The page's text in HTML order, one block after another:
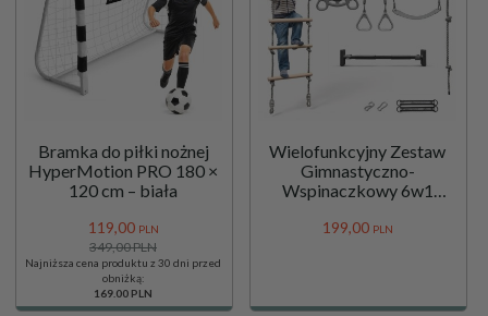
Bramka do piłki nożnej
HyperMotion PRO 180 ×
120 cm – biała
119,00 PLN
349,00 PLN
Najniższa cena produktu z 30 dni przed
obniżką:
169.00 PLN
Wielofunkcyjny Zestaw
Gimnastyczno-
Wspinaczkowy 6w1
Rozporowym - do domu i
199,00 PLN